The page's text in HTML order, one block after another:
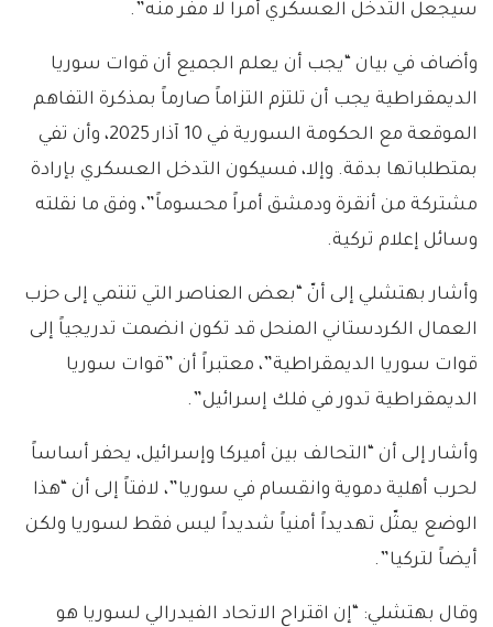
سيجعل التدخل العسكري أمراً لا مفر منه”.
وأضاف في بيان “يجب أن يعلم الجميع أن قوات سوريا
الديمقراطية يجب أن تلتزم التزاماً صارماً بمذكرة التفاهم
الموقعة مع الحكومة السورية في 10 آذار 2025، وأن تفي
بمتطلباتها بدقة. وإلا، فسيكون التدخل العسكري بإرادة
مشتركة من أنقرة ودمشق أمراً محسوماً”، وفق ما نقلته
وسائل إعلام تركية.
وأشار بهتشلي إلى أنّ “بعض العناصر التي تنتمي إلى حزب
العمال الكردستاني المنحل قد تكون انضمت تدريجياً إلى
قوات سوريا الديمقراطية”، معتبراً أن ‏”‏قوات سوريا
الديمقراطية‏‏ تدور في فلك إسرائيل”.
وأشار إلى أن “التحالف بين أميركا وإسرائيل، يحفر أساساً
لحرب أهلية دموية وانقسام في سوريا”، لافتاً إلى أن “هذا
الوضع يمثّل تهديداً أمنياً شديداً ليس فقط لسوريا ولكن
أيضاً لتركيا”.
وقال بهتشلي: “إن اقتراح الاتحاد الفيدرالي لسوريا هو